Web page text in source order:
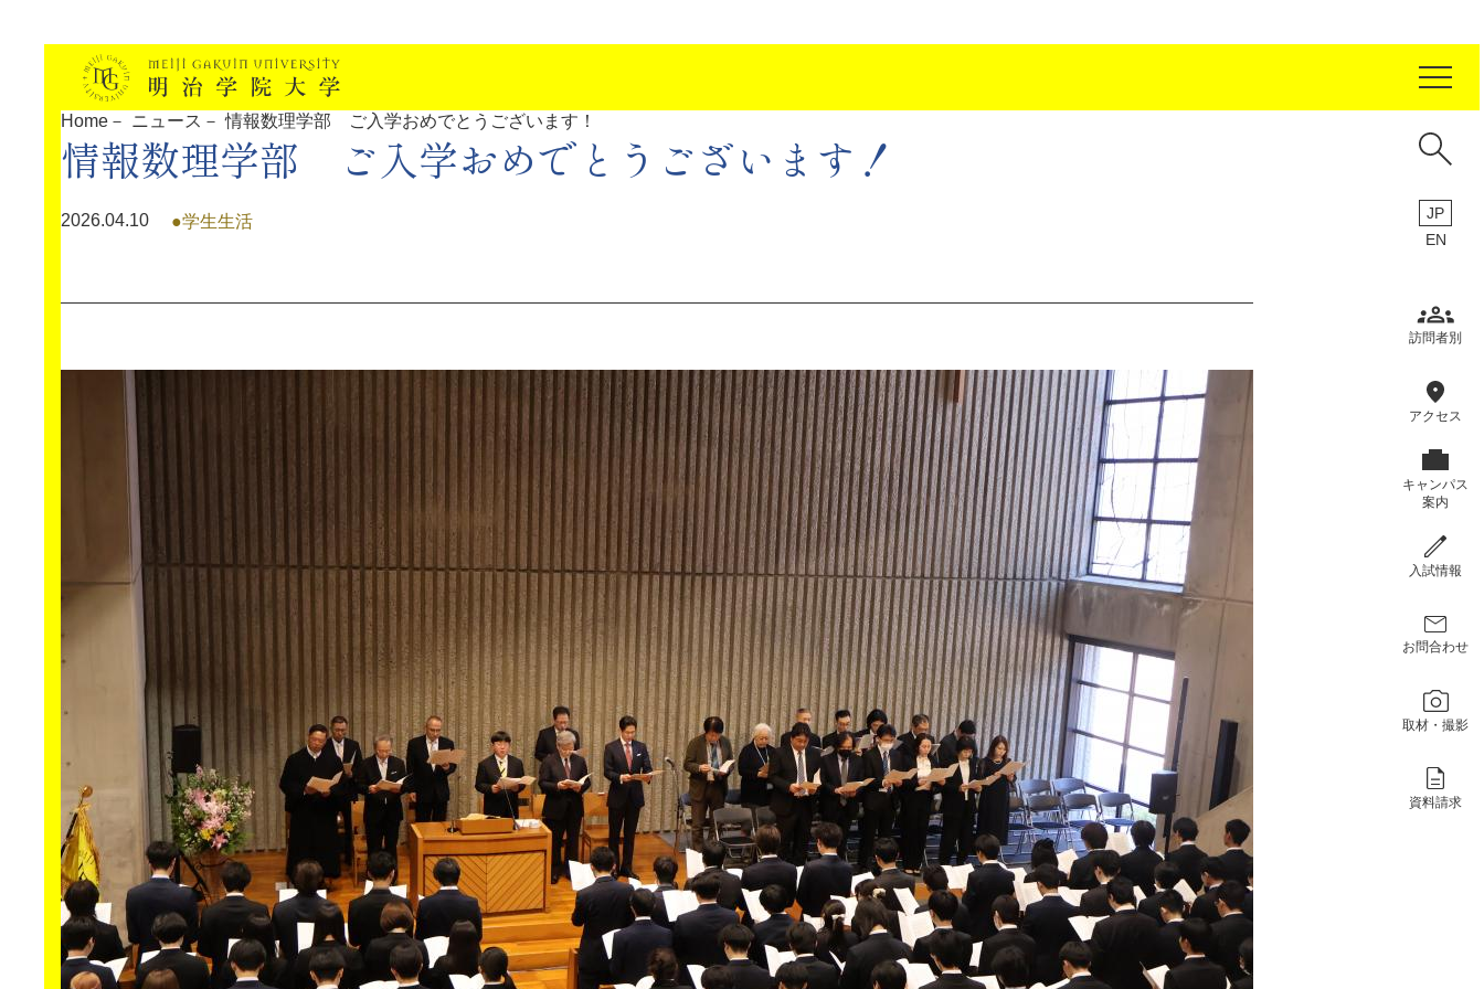
JP
EN
訪問者別
アクセス
キャンパス
案内
入試情報
お問合わせ
取材・撮影
資料請求
明治学院大学について
教育
学生生活
ボランティア
生涯学習・社会連携
入試情報サイト
2026年9月入学者向け 新入生サイト
MGグッズ オンラインショップ
（外部サイト）
Home ニュース 情報数理学部 ご入学おめでとうございます！
情報数理学部 ご入学おめでとうございます！
2026.04.10 学生生活